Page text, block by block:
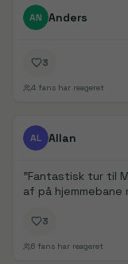
FanDays bidrag
AN Anders
3
4 fans har reageret
FanDays bidrag
AL Allan
"Fantastisk tur til
af på
3
6 fans har reageret